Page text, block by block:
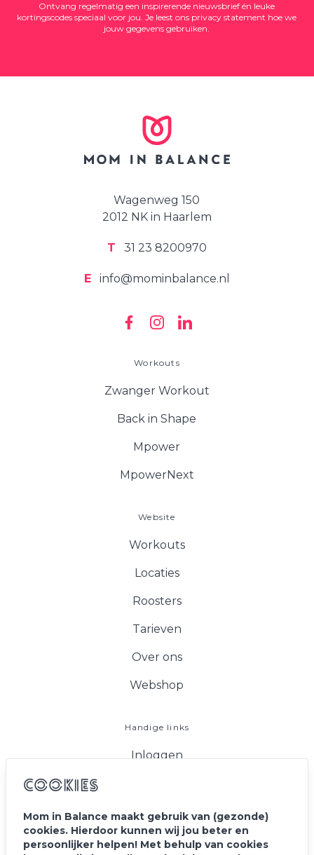
Cookies
Mom in Balance maakt gebruik van (gezonde)
cookies. Hierdoor kunnen wij jou beter en
persoonlijker helpen! Met behulp van cookies
Ontvang regelmatig een inspirerende nieuwsbrief én leuke
kortingscodes speciaal voor jou. Je leest ons privacy statement hoe we
jouw gegevens gebruiken.
Wagenweg 150
2012 NK in Haarlem
T 31 23 8200970
E info@mominbalance.nl
Workouts
Zwanger Workout
Back in Shape
Mpower
MpowerNext
Website
Workouts
Locaties
Roosters
Tarieven
Over ons
Webshop
Handige links
Inloggen
Vacatures
Blog